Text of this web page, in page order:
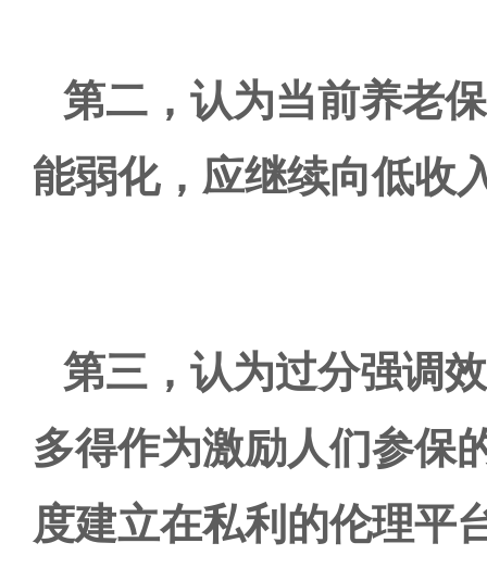
第二，认为当前养老
能弱化，应继续向低收
第三，认为过分强调
多得作为激励人们参保
度建立在私利的伦理平